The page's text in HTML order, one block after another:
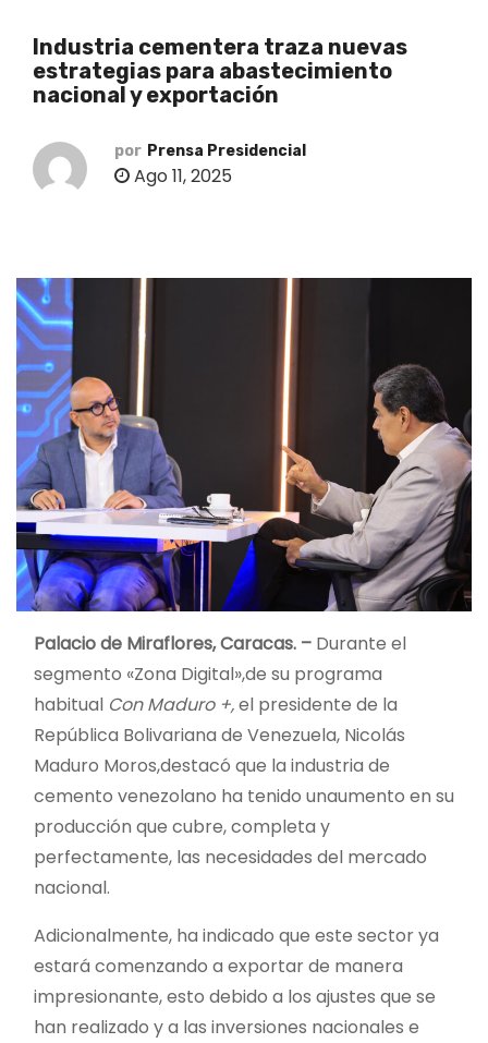
Industria cementera traza nuevas
estrategias para abastecimiento
nacional y exportación
por Prensa Presidencial
Ago 11, 2025
Palacio de Miraflores, Caracas. – Durante el
segmento «Zona Digital»,de su programa
habitual Con Maduro +,el presidente de la
República Bolivariana de Venezuela, Nicolás
Maduro Moros,destacó que la industria de
cemento venezolano ha tenido unaumento en su
producción que cubre, completa y
perfectamente, las necesidades del mercado
nacional.
Adicionalmente, ha indicado que este sector ya
estará comenzando a exportar de manera
impresionante, esto debido a los ajustes que se
han realizado y a las inversiones nacionales e